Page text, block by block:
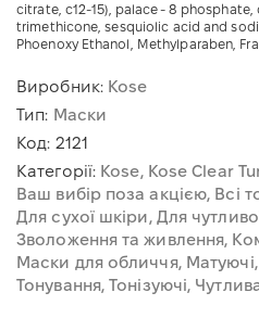
citrate, c12-15), palace - 8
trimethicone, sesquiolic acid and
Phoenoxy Ethanol, Methylparaben,
Виробник: Kose
Тип: Маски
Код: 2121
Категорії: Kose Kose Clear
Ваш вибір поза акцією Всі
Для сухої шкіри Для
Зволоження та живлення
Маски для обличчя Матуючі
Тонування Тонізуючі